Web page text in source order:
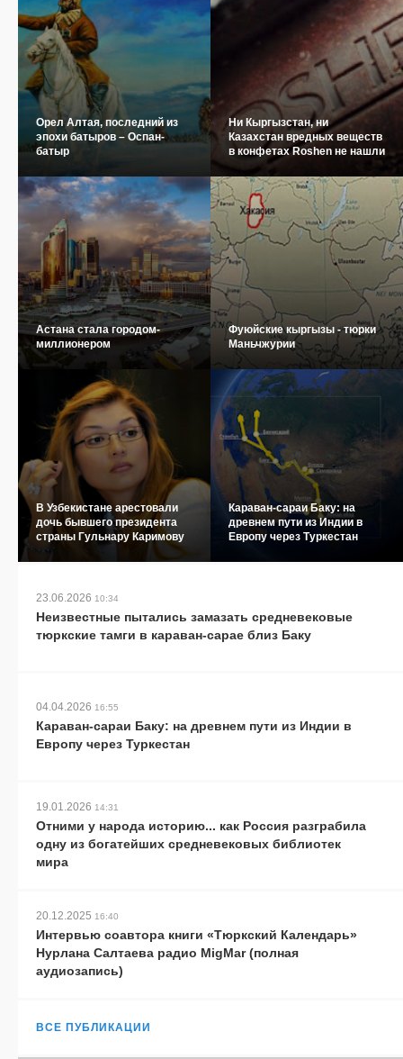
Орел Алтая, последний из
эпохи батыров – Оспан-
батыр
Ни Кыргызстан, ни
Казахстан вредных веществ
в конфетах Roshen не нашли
Астана стала городом-
миллионером
Фуюйские кыргызы - тюрки
Маньчжурии
В Узбекистане арестовали
дочь бывшего президента
страны Гульнару Каримову
Караван-сараи Баку: на
древнем пути из Индии в
Европу через Туркестан
23.06.2026 10:34
Неизвестные пытались замазать средневековые
тюркские тамги в караван-сарае близ Баку
04.04.2026 16:55
Караван-сараи Баку: на древнем пути из Индии в
Европу через Туркестан
19.01.2026 14:31
Отними у народа историю... как Россия разграбила
одну из богатейших средневековых библиотек
мира
20.12.2025 16:40
Интервью соавтора книги «Тюркский Календарь»
Нурлана Салтаева радио MigMar (полная
аудиозапись)
ВСЕ ПУБЛИКАЦИИ